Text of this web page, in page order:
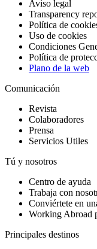
Aviso legal
Transparency
Política de
Uso de cookies
Condiciones
Política de
Plano de la web
Comunicación
Revista
Colaboradores
Prensa
Servicios Utiles
Tú y nosotros
Centro de ayuda
Trabaja con
Conviértete en
Working Abroad
Principales destinos